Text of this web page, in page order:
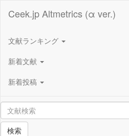
Ceek.jp Altmetrics (α ver.)
文献ランキング
新着文献
新着投稿
検索